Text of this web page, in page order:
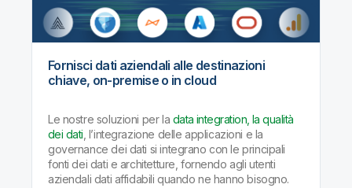
Fornisci dati aziendali alle destinazioni
chiave, on-premise o in cloud
Le nostre soluzioni per la data integration, la qualità
dei dati , l’integrazione delle applicazioni e la
governance dei dati si integrano con le principali
fonti dei dati e architetture, fornendo agli utenti
aziendali dati affidabili quando ne hanno bisogno.